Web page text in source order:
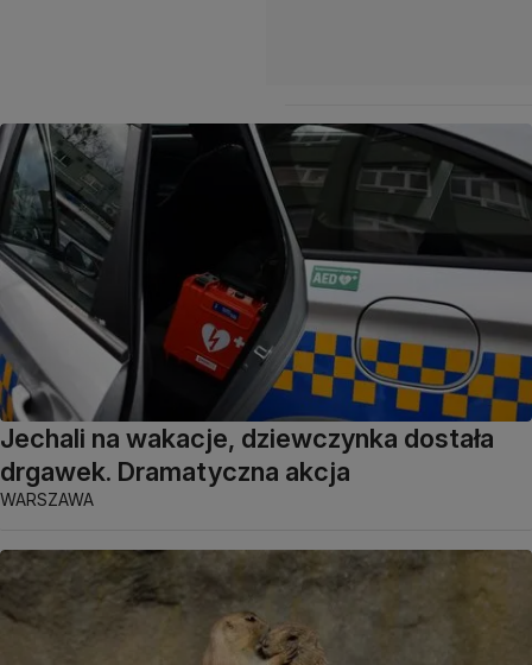
Jechali na wakacje, dziewczynka dostała
drgawek. Dramatyczna akcja
WARSZAWA